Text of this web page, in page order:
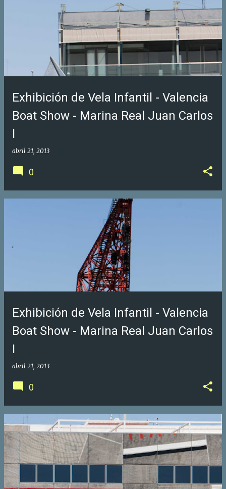
Exhibición de Vela Infantil - Valencia
Boat Show - Marina Real Juan Carlos
I
abril 21, 2013
0
Exhibición de Vela Infantil - Valencia
Boat Show - Marina Real Juan Carlos
I
abril 21, 2013
0